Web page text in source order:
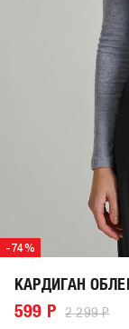
-74%
КАРДИГАН
599 Р 2 299 Р